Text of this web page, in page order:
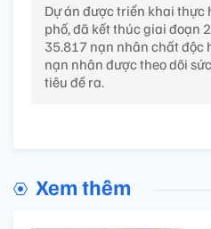
Dự án được triển khai thực
phố, đã kết thúc giai đoạn
35.817 nạn nhân chất độc
nạn nhân được theo dõi
tiêu đề ra.
Xem thêm